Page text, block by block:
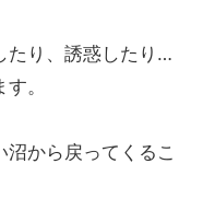
たり、誘惑したり…
。
から戻ってくるこ